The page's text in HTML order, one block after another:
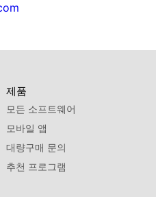
제품
모든 소프트웨어
모바일 앱
대량구매 문의
추천 프로그램